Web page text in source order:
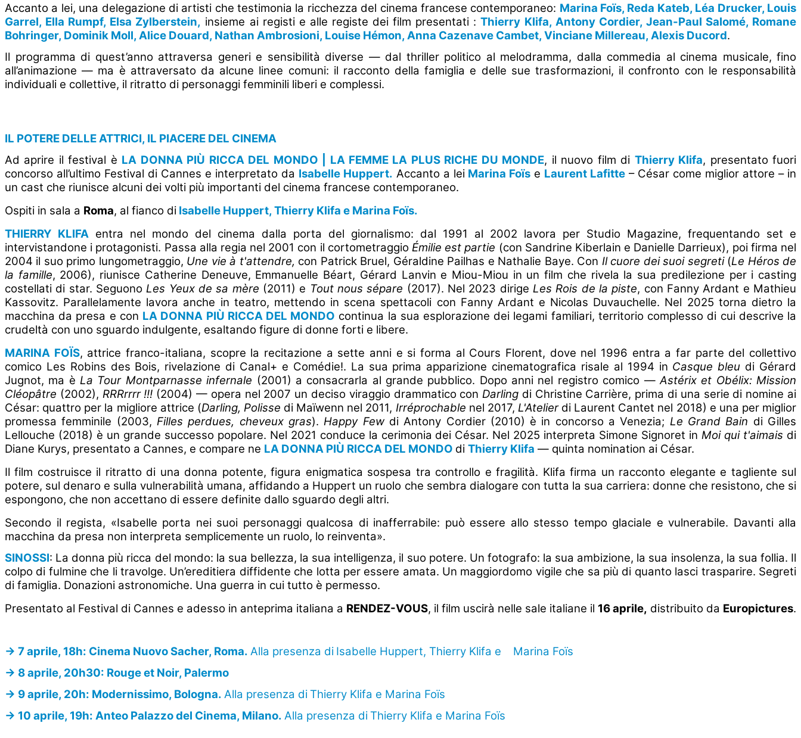
Accanto a lei, una delegazione di artisti che testimonia la ricchezza del cinema francese contemporaneo: Marina Foïs, Reda Kateb, Léa Drucker, Louis
Garrel, Ella Rumpf, Elsa Zylberstein, insieme ai registi e alle registe dei film presentati :Thierry Klifa, Antony Cordier, Jean-Paul Salomé, Romane
Bohringer, Dominik Moll, Alice Douard, Nathan Ambrosioni, Louise Hémon, Anna Cazenave Cambet, Vinciane Millereau, Alexis Ducord.
Il programma di quest’anno attraversa generi e sensibilità diverse — dal thriller politico al melodramma, dalla commedia al cinema musicale, fino
all’animazione — ma è attraversato da alcune linee comuni: il racconto della famiglia e delle sue trasformazioni, il confronto con le responsabilità
individuali e collettive, il ritratto di personaggi femminili liberi e complessi.
IL POTERE DELLE ATTRICI, IL PIACERE DEL CINEMA
Ad aprire il festival è LA DONNA PIÙ RICCA DEL MONDO | LA FEMME LA PLUS RICHE DU MONDE, il nuovo film di Thierry Klifa, presentato fuori
concorso all’ultimo Festival di Cannes e interpretato da Isabelle Huppert. Accanto a lei Marina Foïs e Laurent Lafitte – César come miglior attore – in
un cast che riunisce alcuni dei volti più importanti del cinema francese contemporaneo.
Ospiti in sala a Roma, al fianco di Isabelle Huppert, Thierry Klifa e Marina Foïs.
THIERRY KLIFA entra nel mondo del cinema dalla porta del giornalismo: dal 1991 al 2002 lavora per Studio Magazine, frequentando set e
intervistandone i protagonisti. Passa alla regia nel 2001 con il cortometraggio Émilie est partie (con Sandrine Kiberlain e Danielle Darrieux), poi firma nel
2004 il suo primo lungometraggio, Une vie à t'attendre, con Patrick Bruel, Géraldine Pailhas e Nathalie Baye. Con Il cuore dei suoi segreti (Le Héros de
la famille, 2006), riunisce Catherine Deneuve, Emmanuelle Béart, Gérard Lanvin e Miou-Miou in un film che rivela la sua predilezione per i casting
costellati di star. SeguonoLes Yeux de sa mère (2011) e Tout nous sépare (2017). Nel 2023 dirigeLes Rois de la piste, con Fanny Ardant e Mathieu
Kassovitz. Parallelamente lavora anche in teatro, mettendo in scena spettacoli con Fanny Ardant e Nicolas Duvauchelle. Nel 2025 torna dietro la
macchina da presa e con LA DONNA PIÙ RICCA DEL MONDO continua la sua esplorazione dei legami familiari, territorio complesso di cui descrive la
crudeltà con uno sguardo indulgente, esaltando figure di donne forti e libere.
MARINA FOÏS, attrice franco-italiana, scopre la recitazione a sette anni e si forma al Cours Florent, dove nel 1996 entra a far parte del collettivo
comico Les Robins des Bois, rivelazione di Canal+ e Comédie!. La sua prima apparizione cinematografica risale al 1994 in Casque bleu di Gérard
Jugnot, ma èLa Tour Montparnasse infernale (2001) a consacrarla al grande pubblico. Dopo anni nel registro comico —Astérix et Obélix: Mission
Cléopâtre (2002), RRRrrrr !!! (2004) — opera nel 2007 un deciso viraggio drammatico conDarling di Christine Carrière, prima di una serie di nomine ai
César: quattro per la migliore attrice (Darling, Polisse di Maïwenn nel 2011, Irréprochable nel 2017, L'Atelierdi Laurent Cantet nel 2018) e una per miglior
promessa femminile (2003, Filles perdues, cheveux gras).Happy Few di Antony Cordier (2010) è in concorso a Venezia; Le Grand Bain di Gilles
Lellouche (2018) è un grande successo popolare. Nel 2021 conduce la cerimonia dei César. Nel 2025 interpreta Simone Signoret inMoi qui t'aimais di
Diane Kurys, presentato a Cannes, e compare ne LA DONNA PIÙ RICCA DEL MONDO di Thierry Klifa — quinta nomination ai César.
Il film costruisce il ritratto di una donna potente, figura enigmatica sospesa tra controllo e fragilità. Klifa firma un racconto elegante e tagliente sul
potere, sul denaro e sulla vulnerabilità umana, affidando a Huppert un ruolo che sembra dialogare con tutta la sua carriera: donne che resistono, che si
espongono, che non accettano di essere definite dallo sguardo degli altri.
Secondo il regista, «Isabelle porta nei suoi personaggi qualcosa di inafferrabile: può essere allo stesso tempo glaciale e vulnerabile. Davanti alla
macchina da presa non interpreta semplicemente un ruolo, lo reinventa».
SINOSSI: La donna più ricca del mondo: la sua bellezza, la sua intelligenza, il suo potere. Un fotografo: la sua ambizione, la sua insolenza, la sua follia. Il
colpo di fulmine che li travolge. Un’ereditiera diffidente che lotta per essere amata. Un maggiordomo vigile che sa più di quanto lasci trasparire. Segreti
di famiglia. Donazioni astronomiche. Una guerra in cui tutto è permesso.
Presentato al Festival di Cannes e adesso in anteprima italiana a RENDEZ-VOUS, il film uscirà nelle sale italiane il 16 aprile, distribuito da Europictures.
-> 7 aprile, 18h: Cinema Nuovo Sacher, Roma. Alla presenza di Isabelle Huppert, Thierry Klifa e Marina Foïs
-> 8 aprile, 20h30: Rouge et Noir, Palermo
-> 9 aprile, 20h: Modernissimo, Bologna. Alla presenza diThierry Klifa e Marina Foïs
-> 10 aprile, 19h: Anteo Palazzo del Cinema, Milano. Alla presenza diThierry Klifa e Marina Foïs